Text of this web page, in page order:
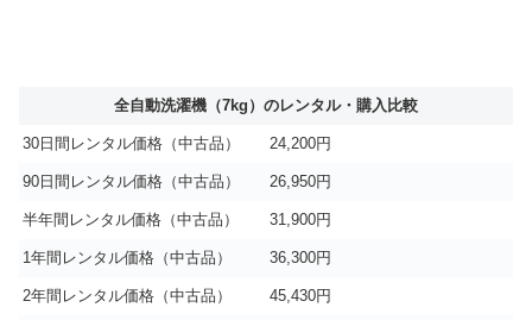
全自動洗濯機（7kg）のレンタル・購入比較
30日間レンタル価格（中古品） 24,200円
90日間レンタル価格（中古品） 26,950円
半年間レンタル価格（中古品） 31,900円
1年間レンタル価格（中古品） 36,300円
2年間レンタル価格（中古品） 45,430円